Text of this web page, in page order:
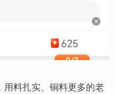
料扎实、铜料更多的老